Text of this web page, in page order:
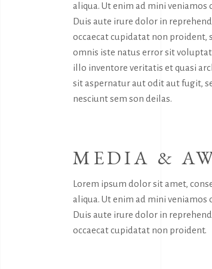
aliqua. Ut enim ad mini
Duis aute irure dolor in
occaecat cupidatat non proident,
omnis iste natus error sit
illo inventore veritatis et quasi
sit aspernatur aut odit aut fugit,
nesciunt sem son deilas.
MEDIA &
Lorem ipsum dolor sit amet,
aliqua. Ut enim ad mini
Duis aute irure dolor in
occaecat cupidatat non proident.